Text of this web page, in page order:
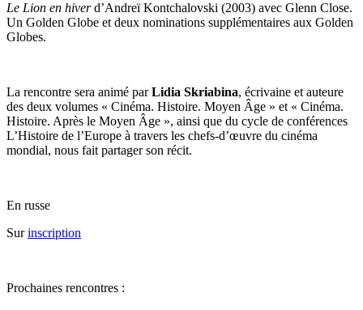
Le Lion en hiverd’Andreï Kontchalovski (2003) avec Glenn Close.
Un Golden Globe et deux nominations supplémentaires aux Golden
Globes.
La rencontre sera animé parLidia Skriabina, écrivaine et auteure
des deux volumes « Cinéma. Histoire. Moyen Âge » et « Cinéma.
Histoire. Après le Moyen Âge », ainsi que du cycle de conférences
L’Histoire de l’Europe à travers les chefs-d’œuvre du cinéma
mondial, nous fait partager son récit.
En russe
Surinscription
Prochaines rencontres :